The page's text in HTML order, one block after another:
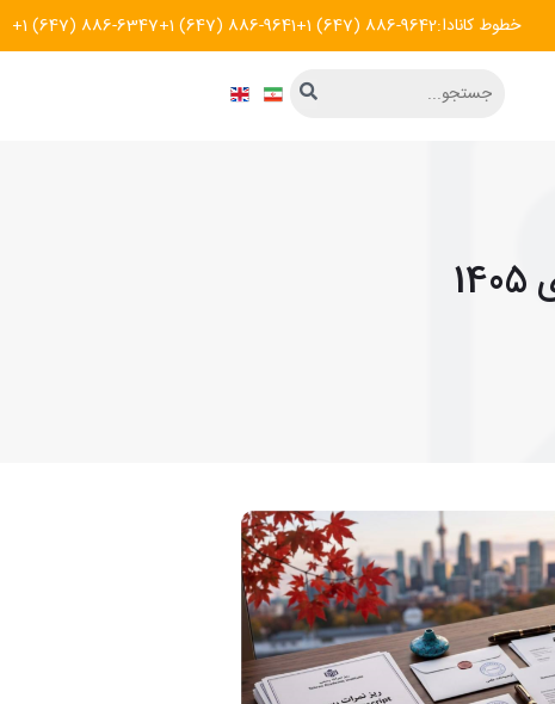
خطوط کانادا: +1 (647) 886-6347+1 (647) 886-9641+1 (647) 886-9642